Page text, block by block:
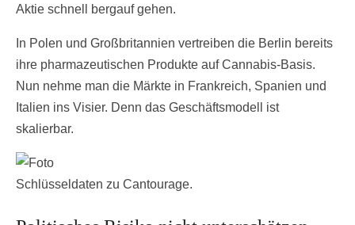
Aktie schnell bergauf gehen.
In Polen und Großbritannien vertreiben die Berlin bereits
ihre pharmazeutischen Produkte auf Cannabis-Basis.
Nun nehme man die Märkte in Frankreich, Spanien und
Italien ins Visier. Denn das Geschäftsmodell ist
skalierbar.
Schlüsseldaten zu Cantourage.